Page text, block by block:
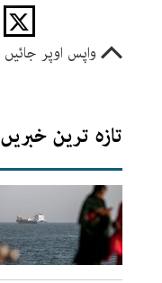
واپس اوپر جائیں
تازہ ترین خبریں